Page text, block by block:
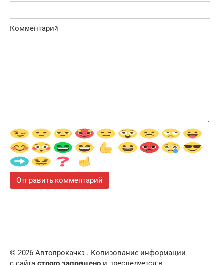
Комментарий
© 2026 Автопрокачка . Копирование информации
с сайта строго запрещено и преследуется в